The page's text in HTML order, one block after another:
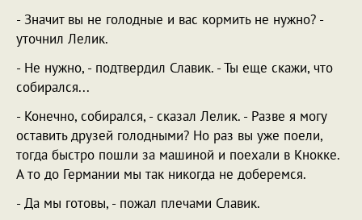
- Значит вы не голодные и вас кормить не нужно? -
уточнил Лелик.
- Не нужно, - подтвердил Славик. - Ты еще скажи, что
собирался...
- Конечно, собирался, - сказал Лелик. - Разве я могу
оставить друзей голодными? Но раз вы уже поели,
тогда быстро пошли за машиной и поехали в Кнокке.
А то до Германии мы так никогда не доберемся.
- Да мы готовы, - пожал плечами Славик.